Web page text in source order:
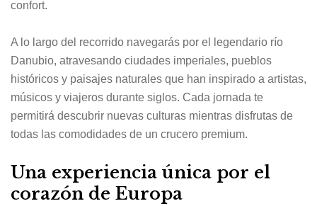
confort.
A lo largo del recorrido navegarás por el legendario río
Danubio, atravesando ciudades imperiales, pueblos
históricos y paisajes naturales que han inspirado a artistas,
músicos y viajeros durante siglos. Cada jornada te
permitirá descubrir nuevas culturas mientras disfrutas de
todas las comodidades de un crucero premium.
Una experiencia única por el
corazón de Europa